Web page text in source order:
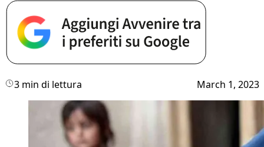
3 min di lettura March 1, 2023